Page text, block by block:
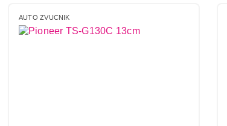
AUTO ZVUCNIK